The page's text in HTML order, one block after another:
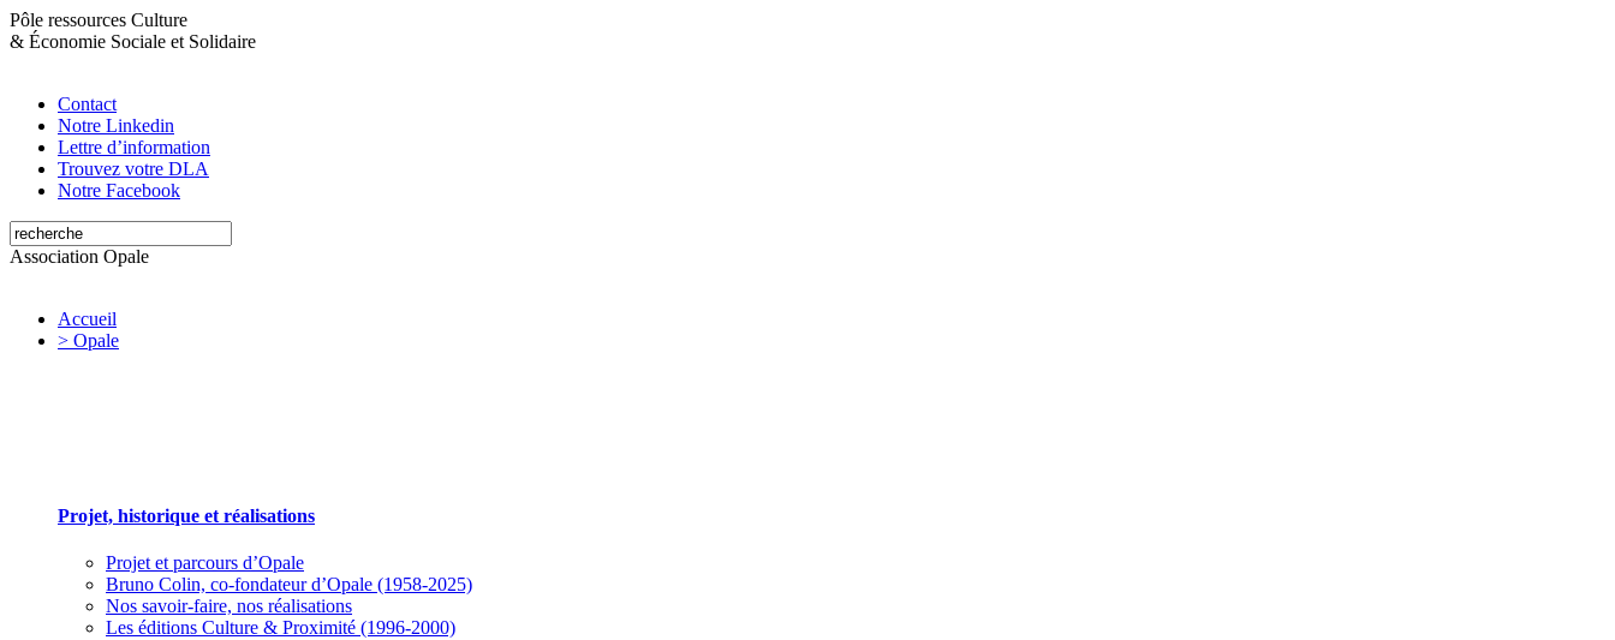
Pôle ressources Culture
& Économie Sociale et Solidaire
Contact
Notre Linkedin
Lettre d’information
Trouvez votre DLA
Notre Facebook
Association Opale
Accueil
> Opale
Projet, historique et réalisations
Projet et parcours d’Opale
Bruno Colin, co-fondateur d’Opale (1958-2025)
Nos savoir-faire, nos réalisations
Les éditions Culture & Proximité (1996-2000)